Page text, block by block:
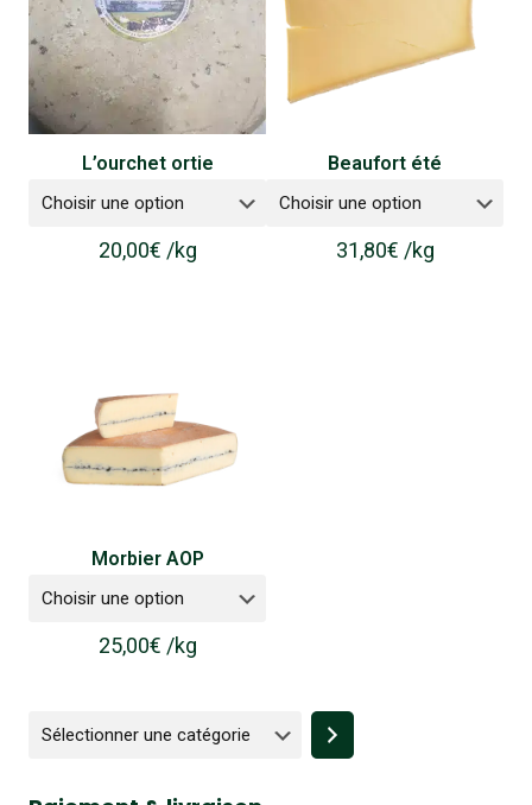
L’ourchet ortie
20,00€ /kg
Beaufort été
31,80€ /kg
Morbier AOP
25,00€ /kg
Sélectionner
une